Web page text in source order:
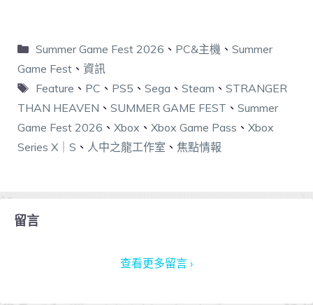
Summer Game Fest 2026 、 PC&主機、 Summer
Game Fest 、 資訊
Feature 、 PC 、 PS5 、 Sega 、 Steam 、 STRANGER
THAN HEAVEN 、 SUMMER GAME FEST 、 Summer
Game Fest 2026 、 Xbox 、 Xbox Game Pass 、 Xbox
Series X｜S 、 人中之龍工作室 、 焦點情報
留言
查看更多留言 ›